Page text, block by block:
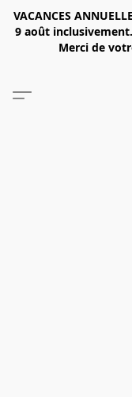
VACANCES
9 août
Merci de